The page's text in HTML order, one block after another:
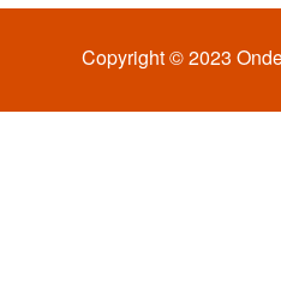
Copyright © 2023